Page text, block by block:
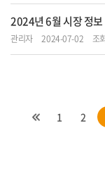
2024년 6월 시장 정보
관리자 2024-07-02 조
1 2